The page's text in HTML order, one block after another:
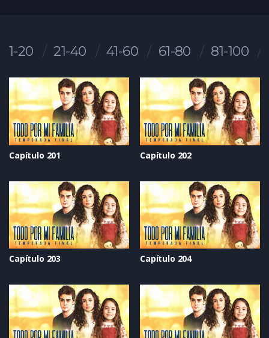
1-20 21-40 41-60 61-80 81-100
Capítulo 201 Capítulo 202
Capítulo 203 Capítulo 204